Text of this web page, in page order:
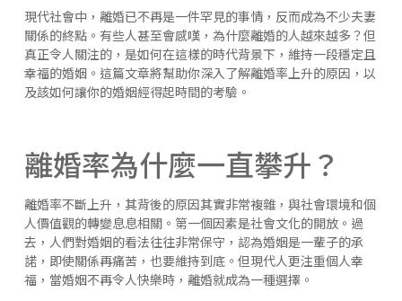
現代社會中，離婚已不再是一件罕見的事情，反而成為不少夫妻
關係的終點。有些人甚至會感嘆，為什麼離婚的人越來越多？但
真正令人關注的，是如何在這樣的時代背景下，維持一段穩定且
幸福的婚姻。這篇文章將幫助你深入了解離婚率上升的原因，以
及該如何讓你的婚姻經得起時間的考驗。
離婚率為什麼一直攀升？
離婚率不斷上升，其背後的原因其實非常複雜，與社會環境和個
人價值觀的轉變息息相關。第一個因素是社會文化的開放。過
去，人們對婚姻的看法往往非常保守，認為婚姻是一輩子的承
諾，即使關係再痛苦，也要維持到底。但現代人更注重個人幸
福，當婚姻不再令人快樂時，離婚就成為一種選擇。